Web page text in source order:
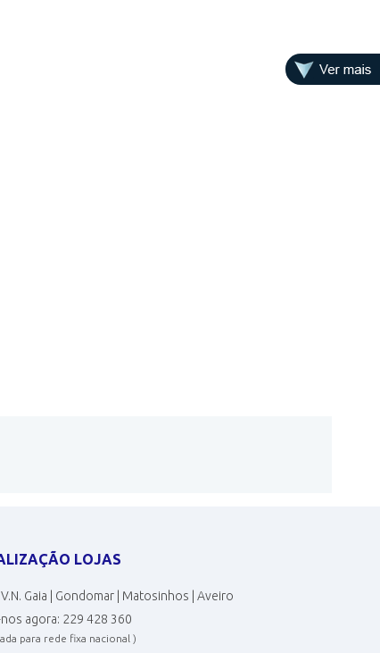
LOJAS
V.N. Gaia | Gondomar | Matosinhos | Aveiro
agora: 229 428 360
para rede fixa nacional )